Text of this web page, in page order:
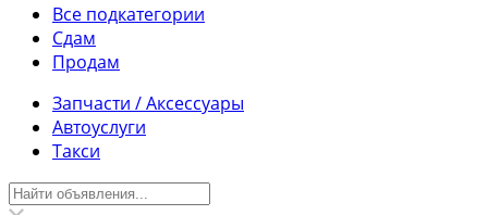
Все подкатегории
Сдам
Продам
Запчасти / Аксессуары
Автоуслуги
Такси